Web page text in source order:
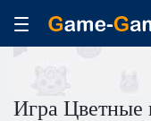
Игра Цветные